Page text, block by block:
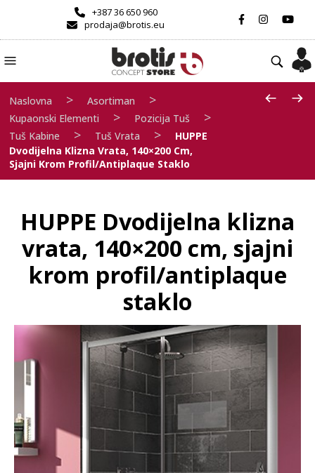
+387 36 650 960
prodaja@brotis.eu
Naslovna > Asortiman >
Kupaonski Elementi > Pozicija Tuš >
Tuš Kabine > Tuš Vrata >
HUPPE
Dvodijelna Klizna Vrata, 140×200 Cm,
Sjajni Krom Profil/antiplaque Staklo
HUPPE Dvodijelna klizna
vrata, 140×200 cm, sjajni
krom profil/antiplaque
staklo